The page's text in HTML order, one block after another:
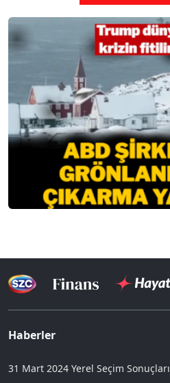
Haberler
31 Mart 2024 Yerel Seçim Sonuçları